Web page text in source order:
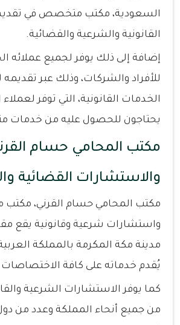
السعودية، مكتب متخصص في
القانونية والشرعية والقضائية.
إضافة إلى ذلك يوفر لجميع عملائه
للأفراد والشركات، وذلك عبر
الخدمات القانونية، التي توفر
يحتاجون للحصول عليه من خدمات
مكتب المحامي حسام
والاستشارات القضائية
مكتب المحامي حسام القرني، مكتب
واستشارات شرعية وقانونية يقع
مدينة مكة المكرمة بالمملكة
يُقدم خدماته على كافة الاختصاصات
كما يوفر الاستشارات الشرعية
من جميع أنحاء المملكة وعدد من